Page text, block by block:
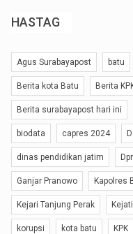
HASTAG
Agus Surabayapost batu
Berita kota Batu Berita
Berita surabayapost hari ini
biodata capres 2024
dinas pendidikan jatim
Ganjar Pranowo Kapolres
Kejari Tanjung Perak
korupsi kota batu KPK